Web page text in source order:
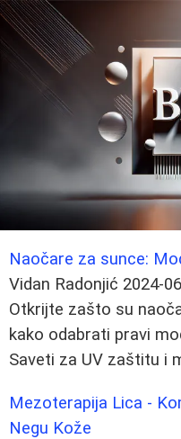
Naočare za sunce:
Vidan Radonjić 2024-
Otkrijte zašto su
kako odabrati pravi
Saveti za UV zaštitu i
Mezoterapija Lica -
Negu Kože